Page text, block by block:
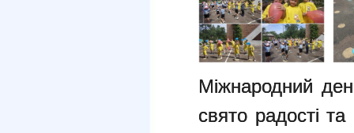
Міжнародний
свято радості